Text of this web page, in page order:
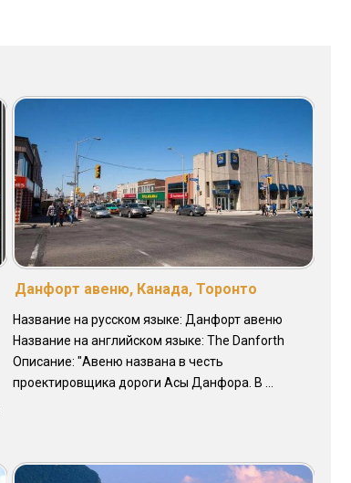
Данфорт авеню, Канада, Торонто
Название на русском языке: Данфорт авеню
Название на английском языке: The Danforth
Описание: "Авеню названа в честь
проектировщика дороги Асы Данфора. В ...